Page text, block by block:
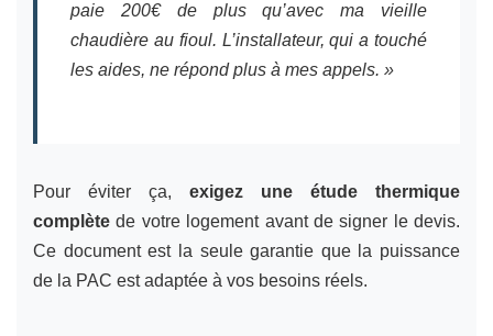
paie 200€ de plus qu’avec ma vieille
chaudière au fioul. L’installateur, qui a touché
les aides, ne répond plus à mes appels. »
Pour éviter ça, exigez une étude thermique
complète de votre logement avant de signer le devis.
Ce document est la seule garantie que la puissance
de la PAC est adaptée à vos besoins réels.